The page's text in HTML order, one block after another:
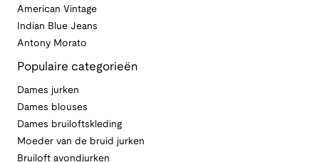
American Vintage
Indian Blue Jeans
Antony Morato
Populaire categorieën
Dames jurken
Dames blouses
Dames bruiloftskleding
Moeder van de bruid jurken
Bruiloft avondjurken